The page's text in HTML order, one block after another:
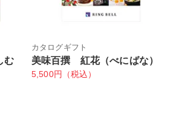
む
カタログギフト
美味百撰 紅花（べにばな）
5,500円（税込）